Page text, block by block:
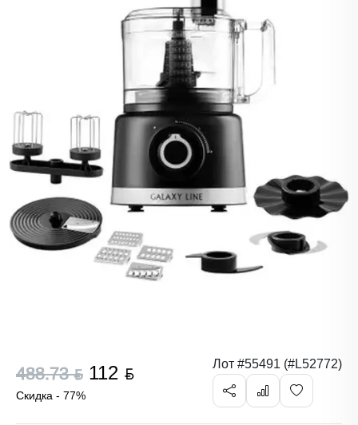
488.73 ƃ 112 ƃ
Скидка - 77%
Лот #55491 (#L52772)